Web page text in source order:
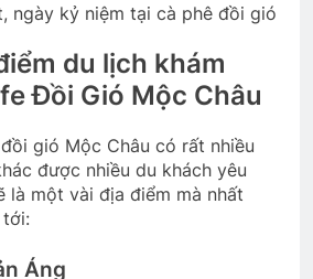
ngày kỷ niệm tại cà phê đồi gió
du lịch khám
Đồi Gió Mộc Châu
gió Mộc Châu có rất nhiều
được nhiều du khách yêu
là một vài địa điểm mà nhất
tới:
Áng